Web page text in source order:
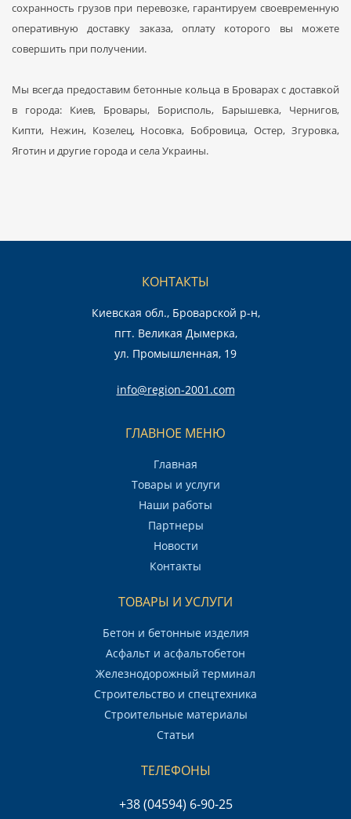
сохранность грузов при перевозке, гарантируем своевременную
оперативную доставку заказа, оплату которого вы можете
совершить при получении.
Мы всегда предоставим бетонные кольца в Броварах с доставкой
в города: Киев, Бровары, Борисполь, Барышевка, Чернигов,
Кипти, Нежин, Козелец, Носовка, Бобровица, Остер, Згуровка,
Яготин и другие города и села Украины.
КОНТАКТЫ
Киевская обл., Броварской р-н,
пгт. Великая Дымерка,
ул. Промышленная, 19
info@region-2001.com
ГЛАВНОЕ МЕНЮ
Главная
Товары и услуги
Наши работы
Партнеры
Новости
Контакты
ТОВАРЫ И УСЛУГИ
Бетон и бетонные изделия
Асфальт и асфальтобетон
Железнодорожный терминал
Строительство и спецтехника
Строительные материалы
Статьи
ТЕЛЕФОНЫ
+38 (04594) 6-90-25